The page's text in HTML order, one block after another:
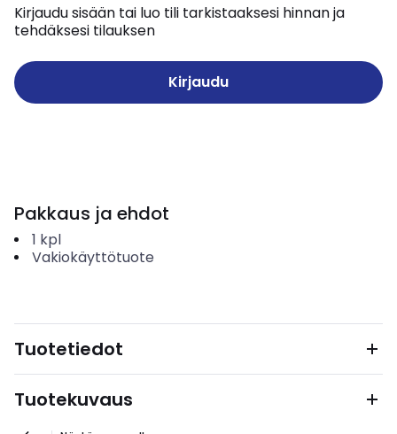
Kirjaudu sisään tai luo tili tarkistaaksesi hinnan ja
tehdäksesi tilauksen
Kirjaudu
Pakkaus ja ehdot
1 kpl
Vakiokäyttötuote
Tuotetiedot
Tuotekuvaus